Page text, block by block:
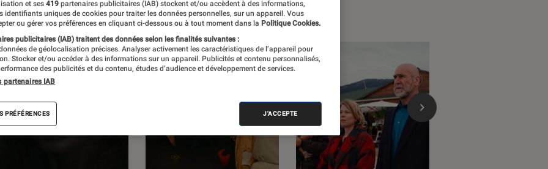
et ses 419 partenaires publicitaires (IAB) stockent et/ou accèdent à des informations,
identifiants uniques de cookies pour traiter les données personnelles, sur un appareil. Vous
ou gérer vos préférences en cliquant ci-dessous ou à tout moment dans la Politique Cookies.
publicitaires (IAB) traitent des données selon les finalités suivantes :
de géolocalisation précises. Analyser activement les caractéristiques de l’appareil pour
Stocker et/ou accéder à des informations sur un appareil. Publicités et contenu personnalisés,
des publicités et du contenu, études d’audience et développement de services.
partenaires IAB
PRÉFÉRENCES J'ACCEPTE